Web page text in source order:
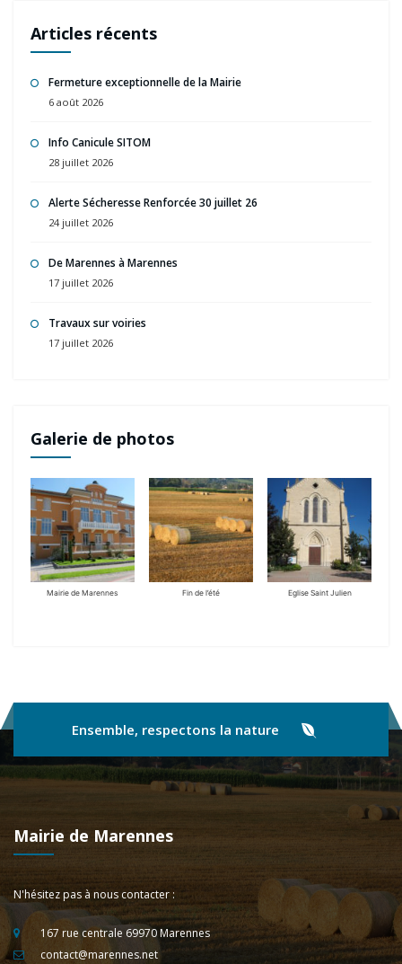
Articles récents
Fermeture exceptionnelle de la Mairie
6 août 2026
Info Canicule SITOM
28 juillet 2026
Alerte Sécheresse Renforcée 30 juillet 26
24 juillet 2026
De Marennes à Marennes
17 juillet 2026
Travaux sur voiries
17 juillet 2026
Galerie de photos
Mairie de Marennes Fin de l’été Eglise Saint Julien
Ensemble, respectons la nature
Mairie de Marennes
N'hésitez pas à nous contacter :
167 rue centrale 69970 Marennes
contact@marennes.net